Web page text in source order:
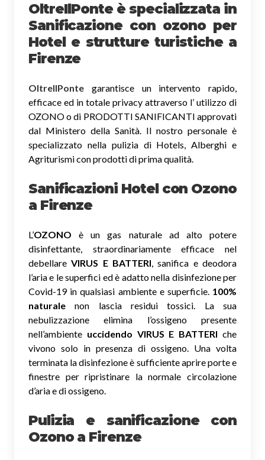
OltreIlPonte è specializzata in
Sanificazione con ozono per
Hotel e strutture turistiche a
Firenze
OltreIlPonte garantisce un intervento rapido,
efficace ed in totale privacy attraverso l’ utilizzo di
OZONO o di PRODOTTI SANIFICANTI approvati
dal Ministero della Sanità. Il nostro personale è
specializzato nella pulizia di Hotels, Alberghi e
Agriturismi con prodotti di prima qualità.
Sanificazioni Hotel con Ozono
a Firenze
L’OZONO è un gas naturale ad alto potere
disinfettante, straordinariamente efficace nel
debellareVIRUS E BATTERI, sanifica e deodora
l’aria e le superfici ed è adatto nella disinfezione per
Covid-19 in qualsiasi ambiente e superficie. 100%
naturale non lascia residui tossici. La sua
nebulizzazione elimina l’ossigeno presente
nell’ambiente uccidendo VIRUS E BATTERI che
vivono solo in presenza di ossigeno. Una volta
terminata la disinfezione è sufficiente aprire porte e
finestre per ripristinare la normale circolazione
d’aria e di ossigeno.
Pulizia e sanificazione con
Ozono a Firenze